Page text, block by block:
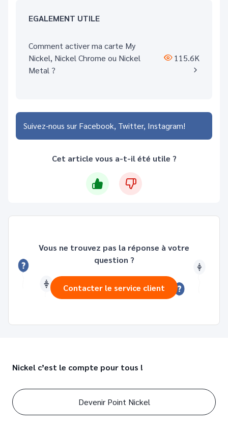
EGALEMENT UTILE
Comment activer ma carte My
Nickel, Nickel Chrome ou Nickel
Metal ?
115.6K
Suivez-nous sur Facebook Twitter Instagram
Cet article vous a-t-il été utile ?
Vous ne trouvez pas la réponse à votre
question ?
Contacter le service client
Nickel c’est le compte pour tous !
Devenir Point Nickel